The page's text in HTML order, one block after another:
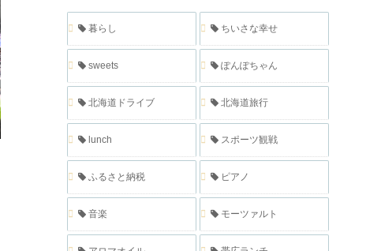
暮らし ちいさな幸せ
sweets ぽんぽちゃん
北海道ドライブ 北海道旅行
lunch スポーツ観戦
ふるさと納税 ピアノ
音楽 モーツァルト